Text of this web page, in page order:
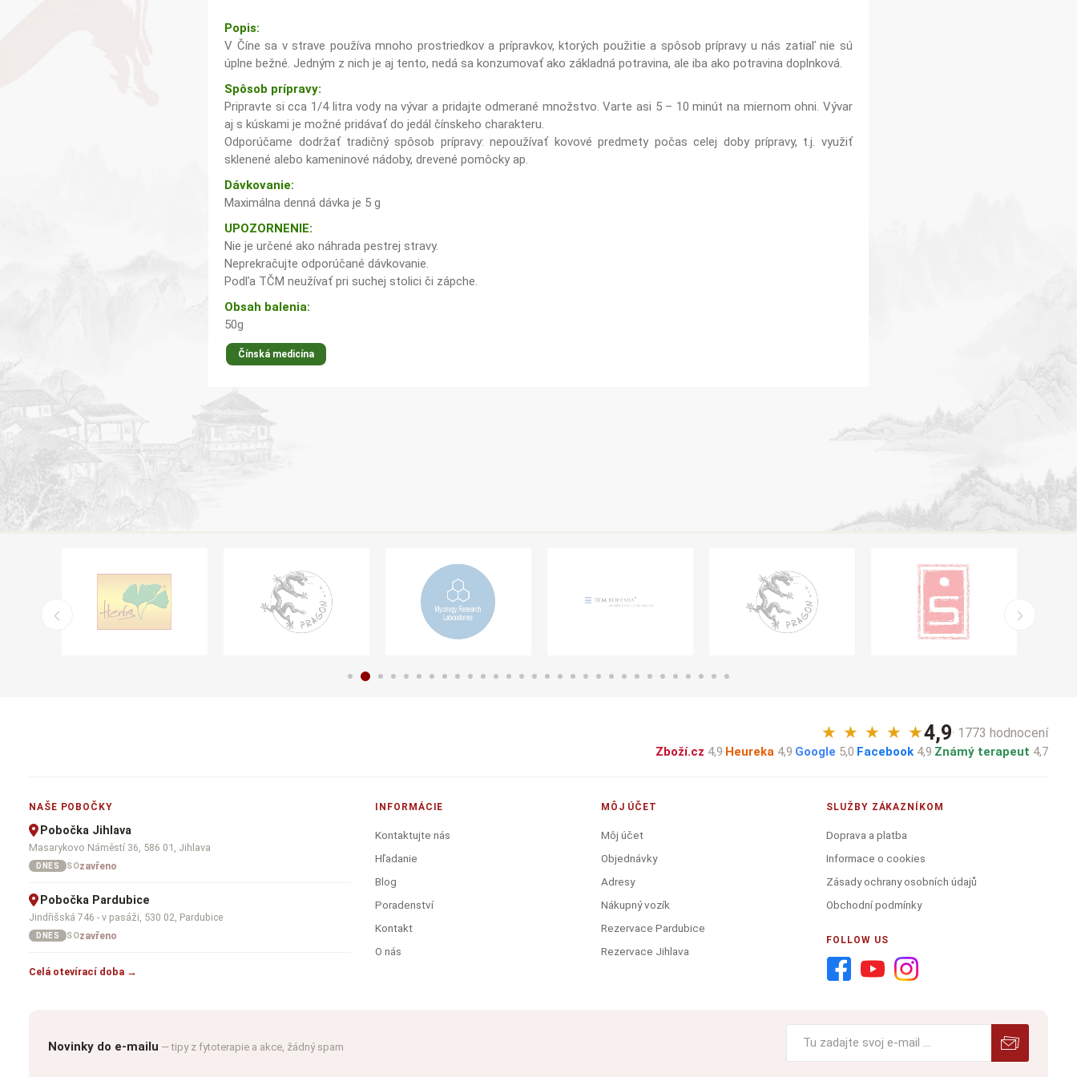
Popis:
V Číne sa v strave používa mnoho prostriedkov a prípravkov, ktorých použitie a spôsob prípravy u nás zatiaľ nie sú
úplne bežné. Jedným z nich je aj tento, nedá sa konzumovať ako základná potravina, ale iba ako potravina doplnková.
Spôsob prípravy:
Pripravte si cca 1/4 litra vody na vývar a pridajte odmerané množstvo. Varte asi 5 – 10 minút na miernom ohni. Vývar
aj s kúskami je možné pridávať do jedál čínskeho charakteru.
Odporúčame dodržať tradičný spôsob prípravy: nepoužívať kovové predmety počas celej doby prípravy, t.j. využiť
sklenené alebo kameninové nádoby, drevené pomôcky ap.
Dávkovanie:
Maximálna denná dávka je 5 g
UPOZORNENIE:
Nie je určené ako náhrada pestrej stravy.
Neprekračujte odporúčané dávkovanie.
Podľa TČM neužívať pri suchej stolici či zápche.
Obsah balenia:
50g
Čínská medicína
★ ★ ★ ★ ★4,9· 1773 hodnocení
Zboží.cz 4,9·Heureka 4,9·Google 5,0·Facebook 4,9·Známý terapeut 4,7
NAŠE POBOČKY
Pobočka Jihlava
Masarykovo Náměstí 36, 586 01, Jihlava
DNES SOzavřeno
Pobočka Pardubice
Jindřišská 746 - v pasáži, 530 02, Pardubice
DNES SOzavřeno
Celá otevírací doba →
INFORMÁCIE
Kontaktujte nás
Hľadanie
Blog
Poradenství
Kontakt
O nás
MÔJ ÚČET
Môj účet
Objednávky
Adresy
Nákupný vozík
Rezervace Pardubice
Rezervace Jihlava
SLUŽBY ZÁKAZNÍKOM
Doprava a platba
Informace o cookies
Zásady ochrany osobních údajů
Obchodní podmínky
FOLLOW US
Novinky do e-mailu — tipy z fytoterapie a akce, žádný spam